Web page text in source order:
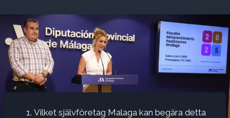
Vilket självföretag Malaga kan begära detta